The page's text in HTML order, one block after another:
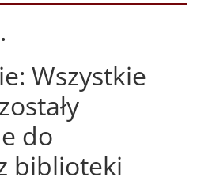
Wszystkie
do
biblioteki